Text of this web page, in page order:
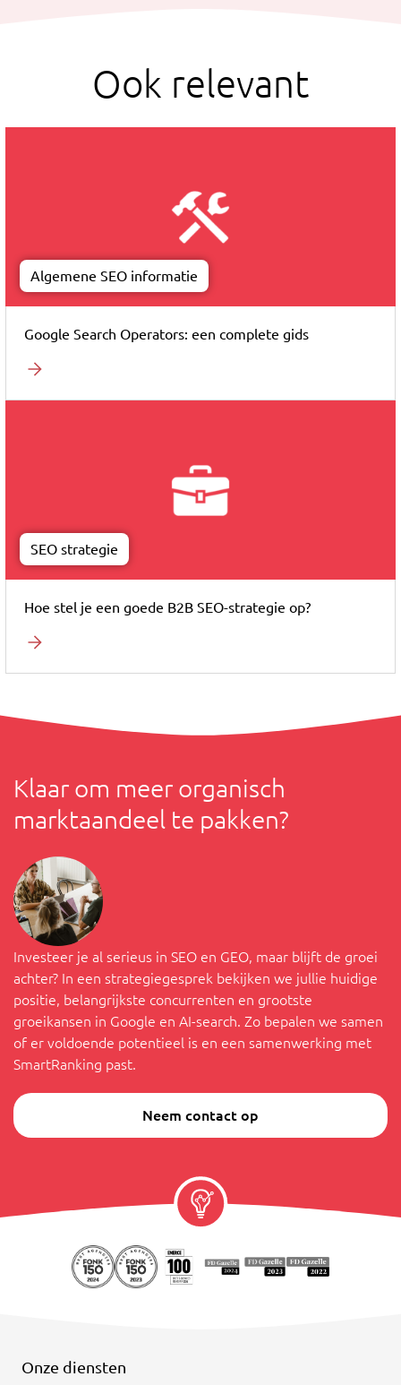
Ook relevant
Algemene SEO informatie
Google Search Operators: een complete gids
SEO strategie
Hoe stel je een goede B2B SEO-strategie op?
Klaar om meer organisch
marktaandeel te pakken?
Investeer je al serieus in SEO en GEO, maar blijft de groei
achter? In een strategiegesprek bekijken we jullie huidige
positie, belangrijkste concurrenten en grootste
groeikansen in Google en AI-search. Zo bepalen we samen
of er voldoende potentieel is en een samenwerking met
SmartRanking past.
Neem contact op
Onze diensten